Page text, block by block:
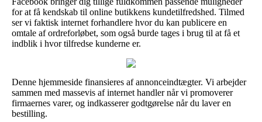
for at få kendskab til online butikkens kundetilfredshed. Tilmed
ser vi faktisk internet forhandlere hvor du kan publicere en
omtale af ordreforløbet, som også burde tages i brug til at få et
indblik i hvor tilfredse kunderne er.
Denne hjemmeside finansieres af annonceindtægter. Vi arbejder
sammen med massevis af internet handler når vi promoverer
firmaernes varer, og indkasserer godtgørelse når du laver en
bestilling.